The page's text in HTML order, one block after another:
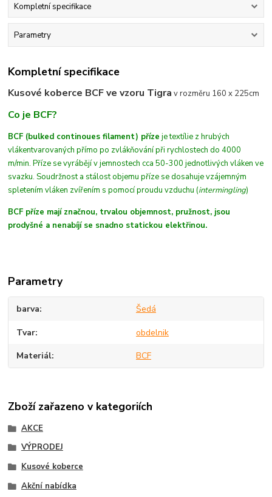
Kompletní specifikace
Parametry
Kompletní specifikace
Kusové koberce BCF ve vzoru Tigra v rozměru 160 x 225cm
Co je BCF?
BCF (bulked continoues filament) příze je textílie z hrubých
vlákentvarovanýchpřímo po zvlákňování při rychlostech do 4000
m/min. Příze se vyrábějí v jemnostech cca 50-300 jednotlivých vláken ve
svazku. Soudržnost a stálost objemu příze se dosahuje vzájemným
spletením vláken zvířením s pomocí proudu vzduchu (intermingling)
BCF příze mají značnou, trvalou objemnost, pružnost, jsou
prodyšné a nenabíjí se snadno statickou elektřinou.
Parametry
barva Šedá
Tvar obdelnik
Materiál BCF
Zboží zařazeno v kategoriích
AKCE
VÝPRODEJ
Kusové koberce
Akční nabídka